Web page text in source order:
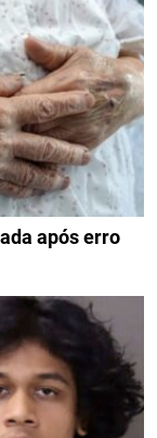
após erro